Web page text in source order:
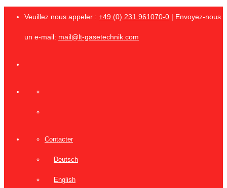
Veuillez nous appeler : +49 (0) 231 961070-0 | Envoyez-nous
un e-mail: mail@lt-gasetechnik.com
Contacter
Deutsch
English